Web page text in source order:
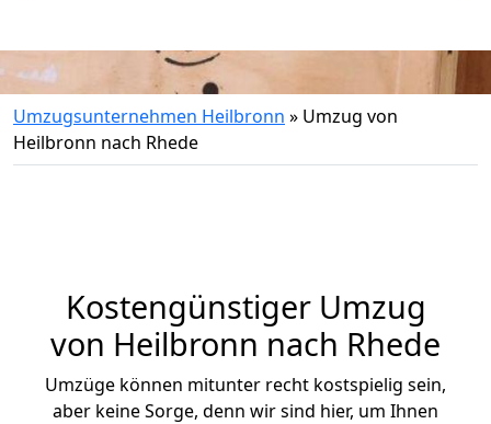
Umzugsunternehmen Heilbronn » Umzug von
Heilbronn nach Rhede
Kostengünstiger Umzug
von Heilbronn nach Rhede
Umzüge können mitunter recht kostspielig sein,
aber keine Sorge, denn wir sind hier, um Ihnen